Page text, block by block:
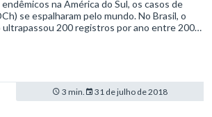
na América do Sul, os casos de
se espalharam pelo mundo. No Brasil, o
ultrapassou 200 registros por ano entre 2000
dobraram, chegando a 350 ocorrências
3 min. 31 de julho de 2018